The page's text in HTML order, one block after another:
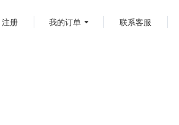
注册 我的订单 联系客服